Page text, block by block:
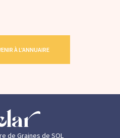
À L'ANNUAIRE
de Graines de SOL